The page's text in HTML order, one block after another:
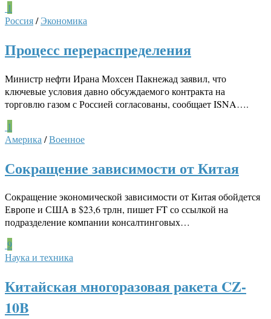
1
Россия/Экономика
Процесс перераспределения
Министр нефти Ирана Мохсен Пакнежад заявил, что
ключевые условия давно обсуждаемого контракта на
торговлю газом с Россией согласованы, сообщает ISNA….
1
Америка /Военное
Сокращение зависимости от Китая
Сокращение экономической зависимости от Китая обойдется
Европе и США в $23,6 трлн, пишет FT со ссылкой на
подразделение компании консалтинговых…
9
Наука и техника
Китайская многоразовая ракета CZ-
10B